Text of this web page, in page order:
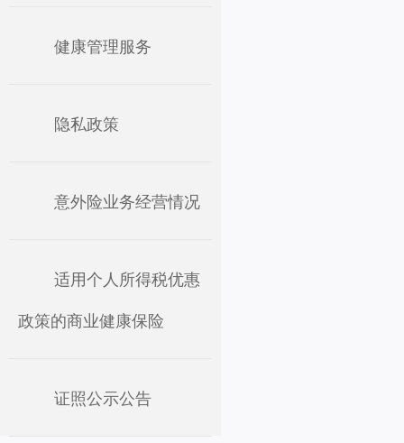
健康管理服务
隐私政策
意外险业务经营情况
适用个人所得税优惠
政策的商业健康保险
证照公示公告